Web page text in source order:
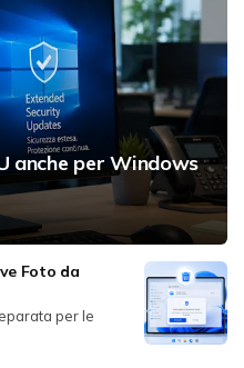
anche per Windows
Foto da
per le